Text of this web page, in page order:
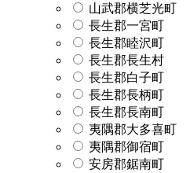
山武郡横芝光町
長生郡一宮町
長生郡睦沢町
長生郡長生村
長生郡白子町
長生郡長柄町
長生郡長南町
夷隅郡大多喜町
夷隅郡御宿町
安房郡鋸南町